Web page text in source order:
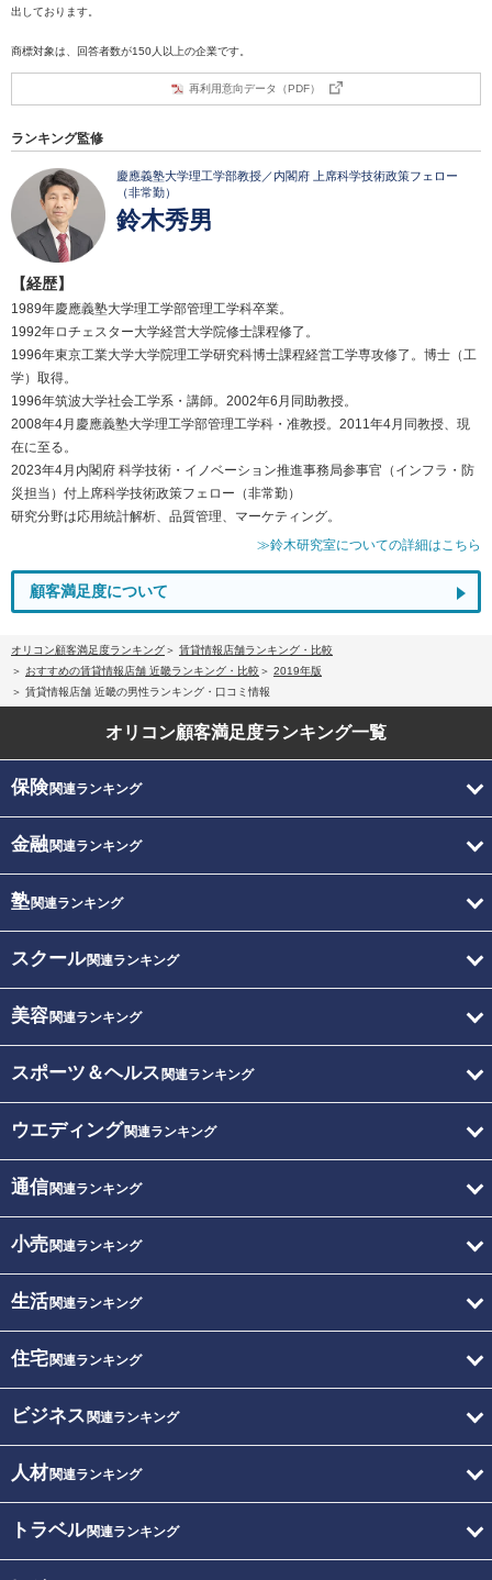
出しております。
商標対象は、回答者数が150人以上の企業です。
再利用意向データ（PDF）
ランキング監修
慶應義塾大学理工学部教授／内閣府 上席科学技術政策フェロー
（非常勤）
鈴木秀男
【経歴】
1989年慶應義塾大学理工学部管理工学科卒業。
1992年ロチェスター大学経営大学院修士課程修了。
1996年東京工業大学大学院理工学研究科博士課程経営工学専攻修了。博士（工
学）取得。
1996年筑波大学社会工学系・講師。2002年6月同助教授。
2008年4月慶應義塾大学理工学部管理工学科・准教授。2011年4月同教授、現
在に至る。
2023年4月内閣府 科学技術・イノベーション推進事務局参事官（インフラ・防
災担当）付上席科学技術政策フェロー（非常勤）
研究分野は応用統計解析、品質管理、マーケティング。
≫鈴木研究室についての詳細はこちら
顧客満足度について
オリコン顧客満足度ランキング
賃貸情報店舗ランキング・比較
おすすめの賃貸情報店舗 近畿ランキング・比較
2019年版
賃貸情報店舗 近畿の男性ランキング・口コミ情報
オリコン顧客満足度ランキング一覧
保険関連ランキング
金融関連ランキング
塾関連ランキング
スクール関連ランキング
美容関連ランキング
スポーツ＆ヘルス 関連ランキング
ウエディング関連ランキング
通信関連ランキング
小売関連ランキング
生活関連ランキング
住宅関連ランキング
ビジネス 関連ランキング
人材関連ランキング
トラベル関連ランキング